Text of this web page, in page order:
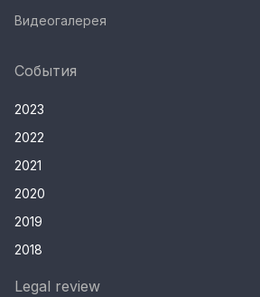
Видеогалерея
События
2023
2022
2021
2020
2019
2018
Legal review